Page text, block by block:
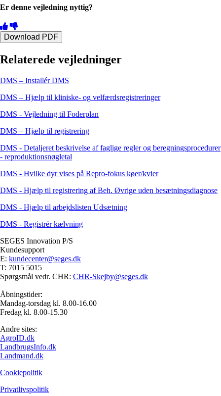
Er denne vejledning nyttig?
Download PDF
Relaterede vejledninger
DMS – Installér DMS
DMS – Hjælp til kliniske- og velfærdsregistreringer
DMS - Vejledning til Foderplan
DMS – Hjælp til registrering
DMS - Detaljeret beskrivelse af faglige regler og beregningsprocedurer
- reproduktionsnøgletal
DMS - Hvilke dyr vises på Repro-fokus køer/kvier
DMS - Hjælp til registrering af Beh. Øvrige uden besætningsdiagnose
DMS - Hjælp til arbejdslisten Udsætning
DMS - Registrér kælvning
SEGES Innovation P/S
Kundesupport
E: kundecenter@seges.dk
T: 7015 5015
Spørgsmål vedr. CHR: CHR-Skejby@seges.dk
Åbningstider:
Mandag-torsdag kl. 8.00-16.00
Fredag kl. 8.00-15.30
Andre sites:
AgroID.dk
LandbrugsInfo.dk
Landmand.dk
Cookiepolitik
Privatlivspolitik